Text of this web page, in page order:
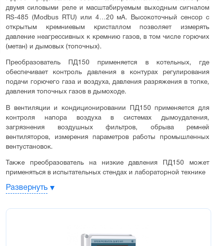
двумя силовыми реле и масштабируемым выходным сигналом
RS-485 (Modbus RTU) или 4…20 мА. Высокоточный сенсор с
открытым кремниевым кристаллом позволяет измерять
давление неагрессивных к кремнию газов, в том числе горючих
(метан) и дымовых (топочных).
Преобразователь ПД150 применяется в котельных, где
обеспечивает контроль давления в контурах регулирования
подачи горючего газа и воздуха, давления разряжения в топке,
давления топочных газов в дымоходе.
В вентиляции и кондиционировании ПД150 применяется для
контроля напора воздуха в системах дымоудаления,
загрязнения воздушных фильтров, обрыва ремней
вентиляторов, измерения параметров работы промышленных
вентустановок.
Также преобразователь на низкие давления ПД150 может
применяться в испытательных стендах и лабораторной технике
Среда измерения:
Неагрессивные газы, в том числе горючие и дымовые
Развернуть